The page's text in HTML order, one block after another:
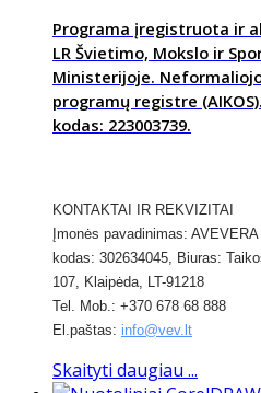
Programa įregistruota ir
LR Švietimo, Mokslo ir
Ministerijoje.
programų registre
kodas: 223003739.
KONTAKTAI IR REKVIZITAI
​Įmonės pavadinimas:
kodas: 302634045, Biuras:
107, Klaipėda, LT-91218
Tel. Mob.: +370 678 68 888
El.paštas: info@vev.lt
Skaityti daugiau ...